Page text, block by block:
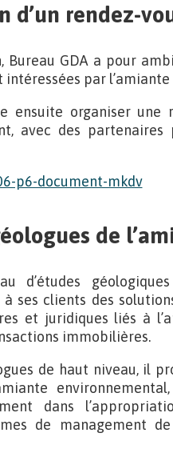
d’un rendez-
GDA a pour
par
ensuite organiser une
avec des
de
d’études
ses clients des
et juridiques liés à
immobilières.
de haut niveau, il
dans
de management